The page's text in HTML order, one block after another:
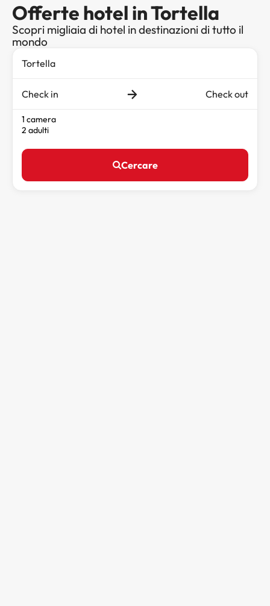
Offerte hotel in Tortella
Scopri migliaia di hotel in destinazioni di tutto il
mondo
Check in Check out
1 camera
2 adulti
Cercare